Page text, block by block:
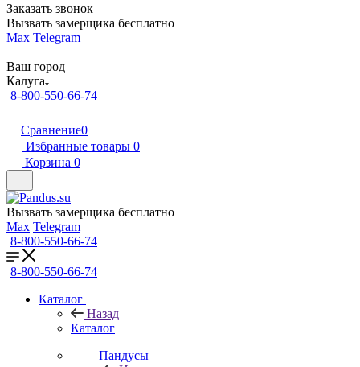
Заказать звонок
Вызвать замерщика бесплатно
Max Telegram
Ваш город
Калуга
8-800-550-66-74
Сравнение0
Избранные товары 0
Корзина 0
Вызвать замерщика бесплатно
Max Telegram
8-800-550-66-74
8-800-550-66-74
Каталог
Назад
Каталог
Пандусы